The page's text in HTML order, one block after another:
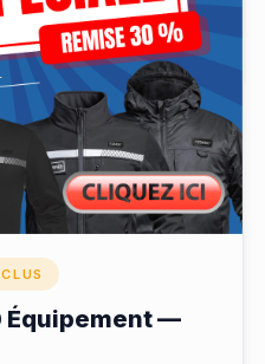
après validation
votre expérience
fidélité LaTenue
Équipement —